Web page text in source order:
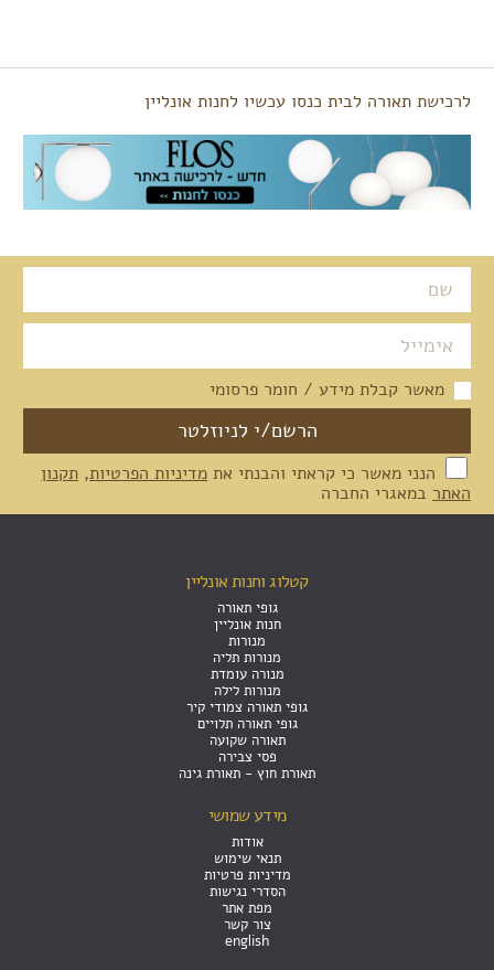
לרכישת תאורה לבית כנסו עכשיו לחנות אונליין
מאשר קבלת מידע / חומר פרסומי
הנני מאשר כי קראתי והבנתי את מדיניות הפרטיות, תקנון
האתר במאגרי החברה
קטלוג וחנות אונליין
גופי תאורה
חנות אונליין
מנורות
מנורות תליה
מנורה עומדת
מנורות לילה
גופי תאורה צמודי קיר
גופי תאורה תלויים
תאורה שקועה
פסי צבירה
תאורת חוץ - תאורת גינה
מידע שמושי
אודות
תנאי שימוש
מדיניות פרטיות
הסדרי נגישות
מפת אתר
צור קשר
english